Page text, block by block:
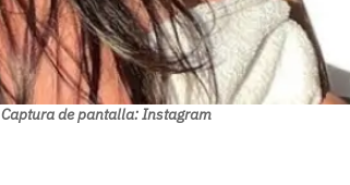
Captura de pantalla: Instagram